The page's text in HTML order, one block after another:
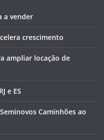
a vender
crescimento
ampliar locação de
e ES
Caminhões ao